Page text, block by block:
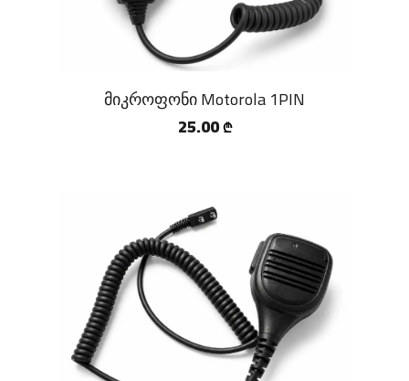
მიკროფონი Motorola 1PIN
25.00 ₾